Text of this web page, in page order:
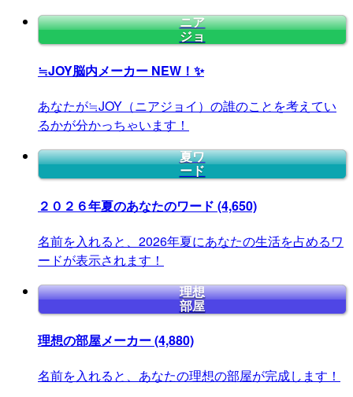
ニア
ジョ
≒JOY脳内メーカー NEW！✨
あなたが≒JOY（ニアジョイ）の誰のことを考えてい
るかが分かっちゃいます！
夏ワ
ード
２０２６年夏のあなたのワード (4,650)
名前を入れると、2026年夏にあなたの生活を占めるワ
ードが表示されます！
理想
部屋
理想の部屋メーカー(4,880)
名前を入れると、あなたの理想の部屋が完成します！